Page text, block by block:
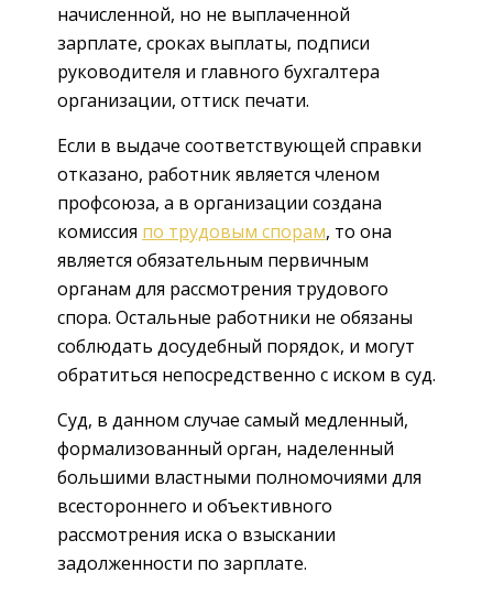
начисленной, но не выплаченной
зарплате, сроках выплаты, подписи
руководителя и главного бухгалтера
организации, оттиск печати.
Если в выдаче соответствующей справки
отказано, работник является членом
профсоюза, а в организации создана
комиссия по трудовым спорам, то она
является обязательным первичным
органам для рассмотрения трудового
спора. Остальные работники не обязаны
соблюдать досудебный порядок, и могут
обратиться непосредственно с иском в суд.
Суд, в данном случае самый медленный,
формализованный орган, наделенный
большими властными полномочиями для
всестороннего и объективного
рассмотрения иска о взыскании
задолженности по зарплате.